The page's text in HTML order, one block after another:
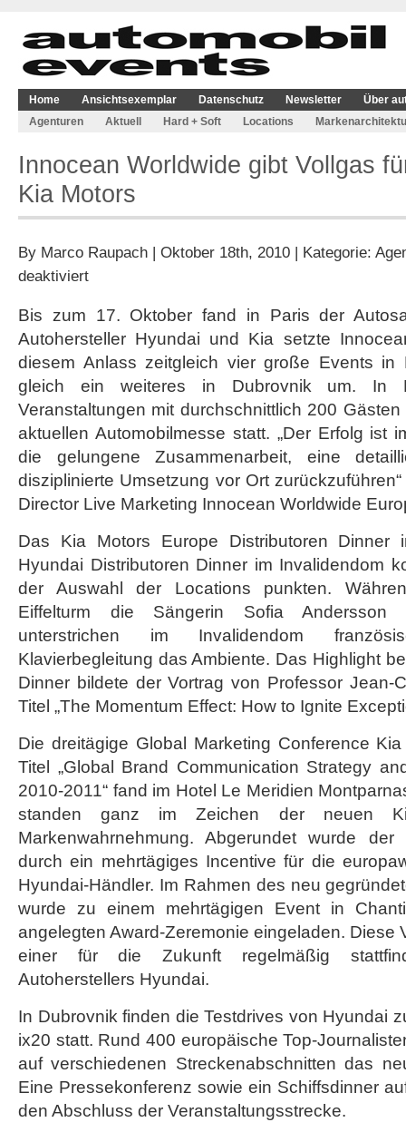
Home Ansichtsexemplar Datenschutz Newsletter
Über
Agenturen
Aktuell Hard + Soft Locations
Innocean Worldwide gibt Vollgas
Kia Motors
By Marco Raupach | Oktober 18th, 2010 | Kategorie:
deaktiviertfür
gibt
Vollgas
Hyundai
und
Kia
Motors
Bis zum 17. Oktober fand in Paris der
Autohersteller Hyundai und Kia setzte
diesem Anlass zeitgleich vier große Events in
gleich ein weiteres in Dubrovnik um. In
Veranstaltungen mit durchschnittlich 200
aktuellen Automobilmesse statt. „Der Erfolg ist
die gelungene Zusammenarbeit, eine
disziplinierte Umsetzung vor Ort
Director Live Marketing Innocean Worldwide
Das Kia Motors Europe Distributoren Dinner
Hyundai Distributoren Dinner im Invalidendom
der Auswahl der Locations punkten.
Eiffelturm die Sängerin Sofia Andersson
unterstrichen im Invalidendom
Klavierbegleitung das Ambiente. Das Highlight
Dinner bildete der Vortrag von Professor Jean-
Titel „The Momentum Effect: How to Ignite
Die dreitägige Global Marketing Conference
Titel „Global Brand Communication Strategy
2010-2011“ fand im Hotel Le Meridien
standen ganz im Zeichen der neuen
Markenwahrnehmung. Abgerundet wurde der
durch ein mehrtägiges Incentive für die
Hyundai-Händler. Im Rahmen des neu
wurde zu einem mehrtägigen Event in
angelegten Award-Zeremonie eingeladen. Diese
einer für die Zukunft regelmäßig
Autoherstellers Hyundai.
In Dubrovnik finden die Testdrives von Hyundai
ix20 statt. Rund 400 europäische Top-
auf verschiedenen Streckenabschnitten das
Eine Pressekonferenz sowie ein Schiffsdinner
den Abschluss der Veranstaltungsstrecke.